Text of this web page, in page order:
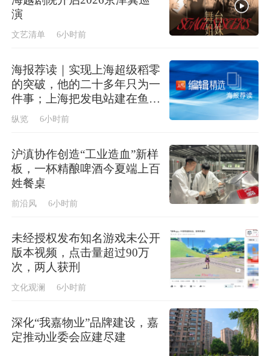
演
文艺清单 6小时前
海报荐读｜实现上海超级稻零
的突破，他的二十多年只为一
件事；上海把发电站建在鱼塘
上，今年首批“零碳蟹”即将上
纵览 6小时前
沪滇协作创造“工业造血”新样
板，一杯精酿啤酒今夏端上百
姓餐桌
前沿风 6小时前
未经授权发布知名游戏未公开
版本视频，点击量超过90万
次，两人获刑
文化观澜 6小时前
深化“我嘉物业”品牌建设，嘉
定推动业委会应建尽建